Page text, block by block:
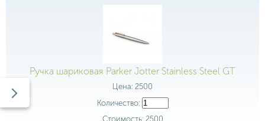
Ручка шариковая Parker Jotter Stainless Steel GT
Цена: 2500
Количество:
Стоимость: 2500